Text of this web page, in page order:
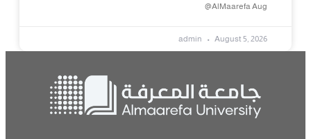
@AlMaarefa Aug
admin August 5, 2026